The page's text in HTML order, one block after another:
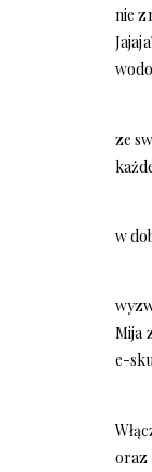
nie
ze
w
Mija
e-
oraz